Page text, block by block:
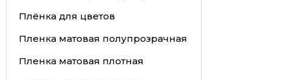
Плёнка для цветов
Пленка матовая полупрозрачная
Пленка матовая плотная